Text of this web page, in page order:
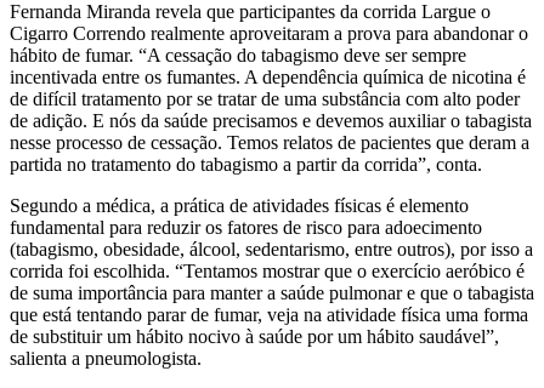
Fernanda Miranda revela que participantes da corrida Largue o
Cigarro Correndo realmente aproveitaram a prova para abandonar o
hábito de fumar. “A cessação do tabagismo deve ser sempre
incentivada entre os fumantes. A dependência química de nicotina é
de difícil tratamento por se tratar de uma substância com alto poder
de adição. E nós da saúde precisamos e devemos auxiliar o tabagista
nesse processo de cessação. Temos relatos de pacientes que deram a
partida no tratamento do tabagismo a partir da corrida”, conta.
Segundo a médica, a prática de atividades físicas é elemento
fundamental para reduzir os fatores de risco para adoecimento
(tabagismo, obesidade, álcool, sedentarismo, entre outros), por isso a
corrida foi escolhida. “Tentamos mostrar que o exercício aeróbico é
de suma importância para manter a saúde pulmonar e que o tabagista
que está tentando parar de fumar, veja na atividade física uma forma
de substituir um hábito nocivo à saúde por um hábito saudável”,
salienta a pneumologista.